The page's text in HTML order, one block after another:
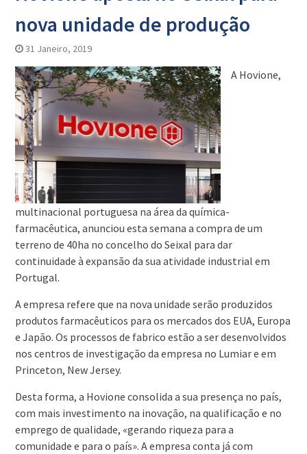
nova unidade de produção
31 Janeiro, 2019
A Hovione,
multinacional portuguesa na área da química-
farmacêutica, anunciou esta semana a compra de um
terreno de 40ha no concelho do Seixal para dar
continuidade à expansão da sua atividade industrial em
Portugal.
A empresa refere que na nova unidade serão produzidos
produtos farmacêuticos para os mercados dos EUA, Europa
e Japão. Os processos de fabrico estão a ser desenvolvidos
nos centros de investigação da empresa no Lumiar e em
Princeton, New Jersey.
Desta forma, a Hovione consolida a sua presença no país,
com mais investimento na inovação, na qualificação e no
emprego de qualidade, «gerando riqueza para a
comunidade e para o país». A empresa conta já com